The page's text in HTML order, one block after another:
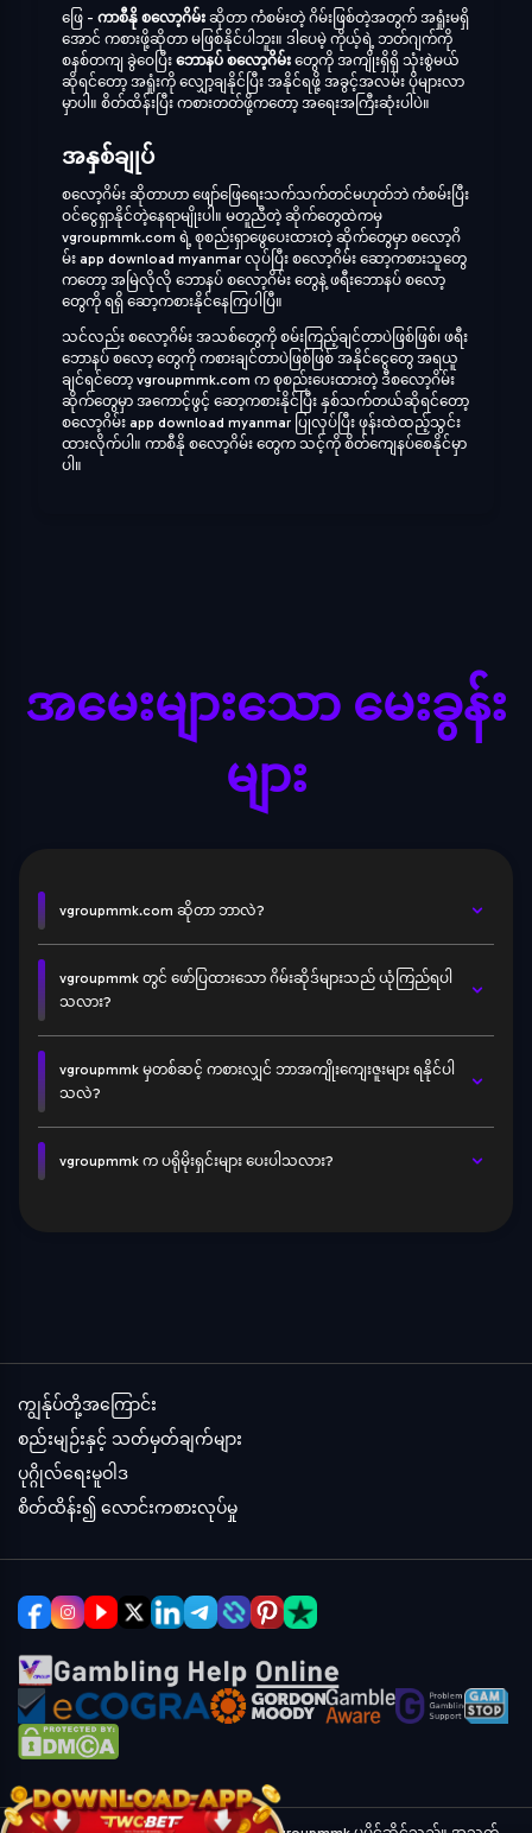
ဖြေ - ကာစီနို စလော့ဂိမ်း ဆိုတာ ကံစမ်းတဲ့ ဂိမ်းဖြစ်တဲ့အတွက် အရှုံးမရှိ
အောင် ကစားဖို့ဆိုတာ မဖြစ်နိုင်ပါဘူး။ ဒါပေမဲ့ ကိုယ့်ရဲ့ ဘတ်ဂျက်ကို
စနစ်တကျ ခွဲဝေပြီး ဘောနပ် စလော့ဂိမ်း တွေကို အကျိုးရှိရှိ သုံးစွဲမယ်
ဆိုရင်တော့ အရှုံးကို လျှော့ချနိုင်ပြီး အနိုင်ရဖို့ အခွင့်အလမ်း ပိုများလာ
မှာပါ။ စိတ်ထိန်းပြီး ကစားတတ်ဖို့ကတော့ အရေးအကြီးဆုံးပါပဲ။
အနှစ်ချုပ်
စလော့ဂိမ်း ဆိုတာဟာ ဖျော်ဖြေရေးသက်သက်တင်မဟုတ်ဘဲ ကံစမ်းပြီး
ဝင်ငွေရှာနိုင်တဲ့နေရာမျိုးပါ။ မတူညီတဲ့ ဆိုက်တွေထဲကမှ
vgroupmmk.com ရဲ့ စုစည်းရှာဖွေပေးထားတဲ့ ဆိုက်တွေမှာ စလော့ဂိ
မ်း app download myanmar လုပ်ပြီး စလော့ဂိမ်း ဆော့ကစားသူတွေ
ကတော့ အမြဲလိုလို ဘောနပ် စလော့ဂိမ်း တွေနဲ့ ဖရီးဘောနပ် စလော့
တွေကို ရရှိ ဆော့ကစားနိုင်နေကြပါပြီ။
သင်လည်း စလော့ဂိမ်း အသစ်တွေကို စမ်းကြည့်ချင်တာပဲဖြစ်ဖြစ်၊ ဖရီး
ဘောနပ် စလော့ တွေကို ကစားချင်တာပဲဖြစ်ဖြစ် အနိုင်ငွေတွေ အရယူ
ချင်ရင်တော့ vgroupmmk.com က စုစည်းပေးထားတဲ့ ဒီစလော့ဂိမ်း
ဆိုက်တွေမှာ အကောင့်ဖွင့် ဆော့ကစားနိုင်ပြီး နှစ်သက်တယ်ဆိုရင်တော့
စလော့ဂိမ်း app download myanmar ပြုလုပ်ပြီး ဖုန်းထဲထည့်သွင်း
ထားလိုက်ပါ။ ကာစီနို စလော့ဂိမ်း တွေက သင့်ကို စိတ်ကျေနပ်စေနိုင်မှာ
ပါ။
အမေးများသော မေးခွန်း
များ
vgroupmmk.com ဆိုတာ ဘာလဲ?
vgroupmmk တွင် ဖော်ပြထားသော ဂိမ်းဆိုဒ်များသည် ယုံကြည်ရပါ
သလား?
vgroupmmk မှတစ်ဆင့် ကစားလျှင် ဘာအကျိုးကျေးဇူးများ ရနိုင်ပါ
သလဲ?
vgroupmmk က ပရိုမိုးရှင်းများ ပေးပါသလား?
ကျွန်ုပ်တို့အကြောင်း
စည်းမျဉ်းနှင့် သတ်မှတ်ချက်များ
ပုဂ္ဂိုလ်ရေးမူဝါဒ
စိတ်ထိန်း၍ လောင်းကစားလုပ်မှု